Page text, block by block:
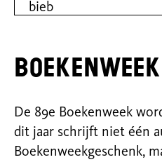
bieb
De 89e Boekenweek
dit jaar schrijft niet één
Boekenweekgeschenk,